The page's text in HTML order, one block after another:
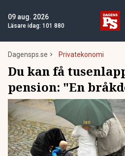
09 aug. 2026
Läsare idag: 101 880
Dagensps.se Privatekonomi
Du kan få
pension: "En